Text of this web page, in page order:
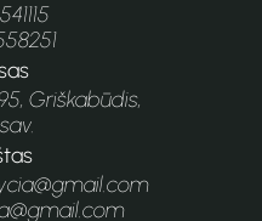
Griškabūdis,